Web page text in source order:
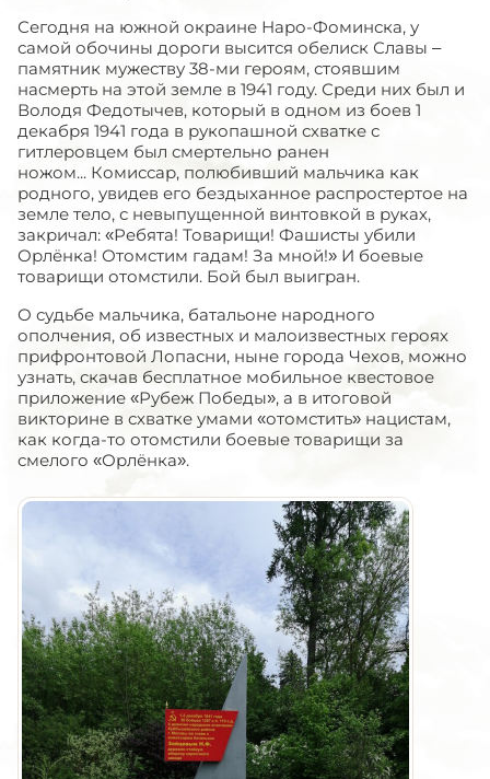
Сегодня на южной окраине Наро-Фоминска, у
самой обочины дороги высится обелиск Славы –
памятник мужеству 38-ми героям, стоявшим
насмерть на этой земле в 1941 году. Среди них был и
Володя Федотычев, который в одном из боев 1
декабря 1941 года в рукопашной схватке с
гитлеровцем был смертельно ранен
ножом... Комиссар, полюбивший мальчика как
родного, увидев его бездыханное распростертое на
земле тело, с невыпущенной винтовкой в руках,
закричал: «Ребята! Товарищи! Фашисты убили
Орлёнка! Отомстим гадам! За мной!» И боевые
товарищи отомстили. Бой был выигран.
О судьбе мальчика, батальоне народного
ополчения, об известных и малоизвестных героях
прифронтовой Лопасни, ныне города Чехов, можно
узнать, скачав бесплатное мобильное квестовое
приложение «Рубеж Победы», а в итоговой
викторине в схватке умами «отомстить» нацистам,
как когда-то отомстили боевые товарищи за
смелого «Орлёнка».